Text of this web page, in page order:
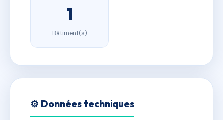
1
Bâtiment(s)
⚙️ Données techniques